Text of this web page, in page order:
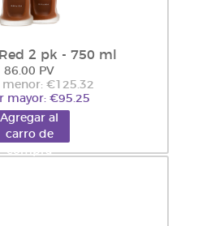
2 pk - 750 ml
86.00 PV
€125.32
mayor: €95.25
Agregar al
carro de
compra